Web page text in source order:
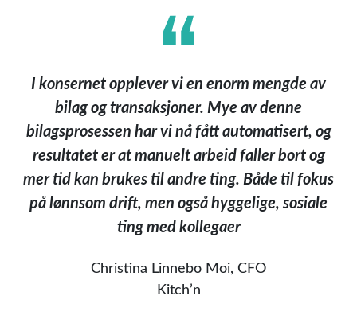
I konsernet opplever vi en enorm mengde av
bilag og transaksjoner. Mye av denne
bilagsprosessen har vi nå fått automatisert, og
resultatet er at manuelt arbeid faller bort og
mer tid kan brukes til andre ting. Både til fokus
på lønnsom drift, men også hyggelige, sosiale
ting med kollegaer
Christina Linnebo Moi, CFO
Kitch’n